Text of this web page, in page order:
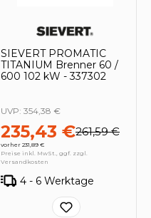
SIEVERT PROMATIC
TITANIUM Brenner 60 /
600 102 kW - 337302
235,43 €261,59 €
vorher 231,89 €
UVP: 354,38 €
Preise inkl. MwSt., ggf. zzgl.
Versandkosten
4 - 6 Werktage